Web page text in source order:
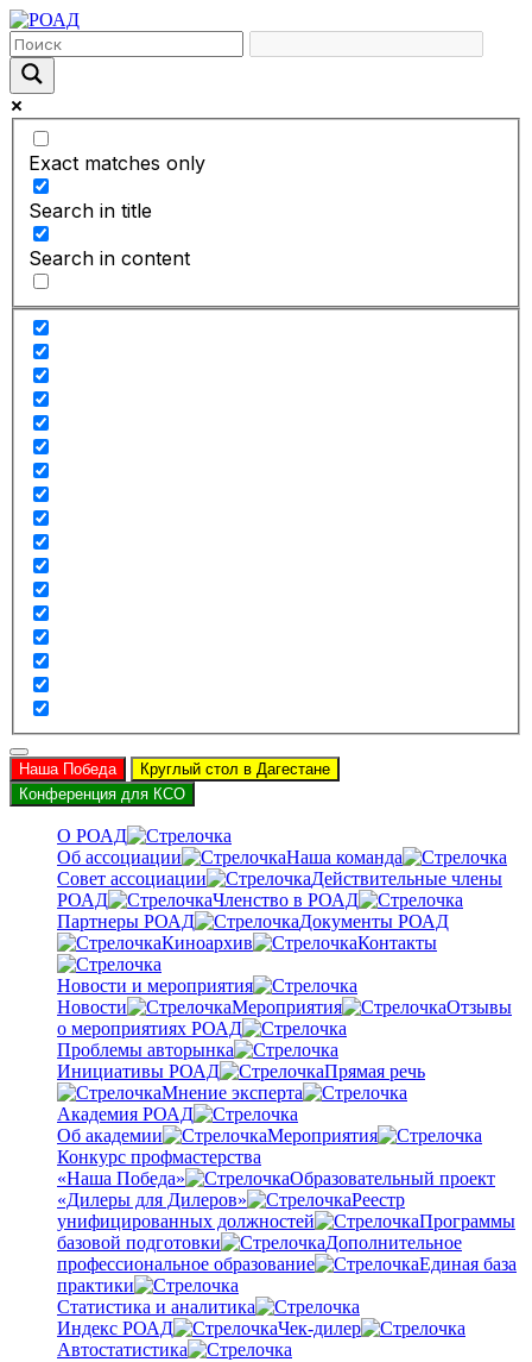
Exact matches only
Search in title
Search in content
Наша Победа
Круглый стол в Дагестане
Конференция для КСО
О РОАД
Об ассоциации
Наша команда
Совет ассоциации
Действительные члены
РОАД
Членство в РОАД
Партнеры РОАД
Документы РОАД
Киноархив
Контакты
Новости и мероприятия
Новости
Мероприятия
Отзывы
о мероприятиях РОАД
Проблемы авторынка
Инициативы РОАД
Прямая речь
Мнение эксперта
Академия РОАД
Об академии
Мероприятия
Конкурс профмастерства
«Наша Победа»
Образовательный проект
«Дилеры для Дилеров»
Реестр
унифицированных должностей
Программы
базовой подготовки
Дополнительное
профессиональное образование
Единая база
практики
Статистика и аналитика
Индекс РОАД
Чек-дилер
Автостатистика